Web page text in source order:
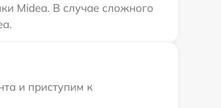
Midea. В случае сложного
и приступим к